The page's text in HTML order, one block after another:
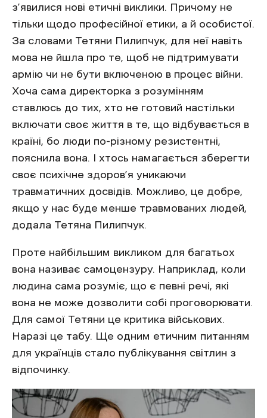
з’явилися нові етичні виклики. Причому не
тільки щодо професійної етики, а й особистої.
За словами Тетяни Пилипчук, для неї навіть
мова не йшла про те, щоб не підтримувати
армію чи не бути включеною в процес війни.
Хоча сама директорка з розумінням
ставлюсь до тих, хто не готовий настільки
включати своє життя в те, що відбувається в
країні, бо люди по-різному резистентні,
пояснила вона. І хтось намагається зберегти
своє психічне здоров’я уникаючи
травматичних досвідів. Можливо, це добре,
якщо у нас буде менше травмованих людей,
додала Тетяна Пилипчук.
Проте найбільшим викликом для багатьох
вона називає самоцензуру. Наприклад, коли
людина сама розуміє, що є певні речі, які
вона не може дозволити собі проговорювати.
Для самої Тетяни це критика військових.
Наразі це табу. Ще одним етичним питанням
для українців стало публікування світлин з
відпочинку.